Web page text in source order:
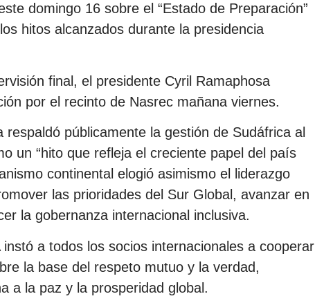
domingo 16 sobre el “Estado de Preparación”
hitos alcanzados durante la presidencia
final, el presidente Cyril Ramaphosa
por el recinto de Nasrec mañana viernes.
públicamente la gestión de Sudáfrica al
un “hito que refleja el creciente papel del país
continental elogió asimismo el liderazgo
las prioridades del Sur Global, avanzar en
la gobernanza internacional inclusiva.
a todos los socios internacionales a cooperar
la base del respeto mutuo y la verdad,
a la paz y la prosperidad global.